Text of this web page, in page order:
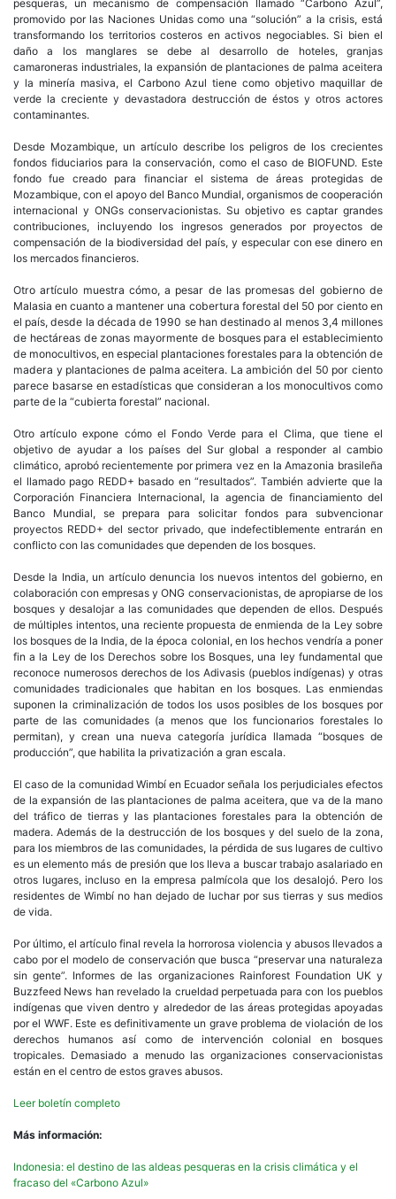
pesqueras, un mecanismo de compensación llamado “Carbono Azul”,
promovido por las Naciones Unidas como una “solución” a la crisis, está
transformando los territorios costeros en activos negociables. Si bien el
daño a los manglares se debe al desarrollo de hoteles, granjas
camaroneras industriales, la expansión de plantaciones de palma aceitera
y la minería masiva, el Carbono Azul tiene como objetivo maquillar de
verde la creciente y devastadora destrucción de éstos y otros actores
contaminantes.
Desde Mozambique, un artículo describe los peligros de los crecientes
fondos fiduciarios para la conservación, como el caso de BIOFUND. Este
fondo fue creado para financiar el sistema de áreas protegidas de
Mozambique, con el apoyo del Banco Mundial, organismos de cooperación
internacional y ONGs conservacionistas. Su objetivo es captar grandes
contribuciones, incluyendo los ingresos generados por proyectos de
compensación de la biodiversidad del país, y especular con ese dinero en
los mercados financieros.
Otro artículo muestra cómo, a pesar de las promesas del gobierno de
Malasia en cuanto a mantener una cobertura forestal del 50 por ciento en
el país, desde la década de 1990 se han destinado al menos 3,4 millones
de hectáreas de zonas mayormente de bosques para el establecimiento
de monocultivos, en especial plantaciones forestales para la obtención de
madera y plantaciones de palma aceitera. La ambición del 50 por ciento
parece basarse en estadísticas que consideran a los monocultivos como
parte de la “cubierta forestal” nacional.
Otro artículo expone cómo el Fondo Verde para el Clima, que tiene el
objetivo de ayudar a los países del Sur global a responder al cambio
climático, aprobó recientemente por primera vez en la Amazonia brasileña
el llamado pago REDD+ basado en “resultados”. También advierte que la
Corporación Financiera Internacional, la agencia de financiamiento del
Banco Mundial, se prepara para solicitar fondos para subvencionar
proyectos REDD+ del sector privado, que indefectiblemente entrarán en
conflicto con las comunidades que dependen de los bosques.
Desde la India, un artículo denuncia los nuevos intentos del gobierno, en
colaboración con empresas y ONG conservacionistas, de apropiarse de los
bosques y desalojar a las comunidades que dependen de ellos. Después
de múltiples intentos, una reciente propuesta de enmienda de la Ley sobre
los bosques de la India, de la época colonial, en los hechos vendría a poner
fin a la Ley de los Derechos sobre los Bosques, una ley fundamental que
reconoce numerosos derechos de los Adivasis (pueblos indígenas) y otras
comunidades tradicionales que habitan en los bosques. Las enmiendas
suponen la criminalización de todos los usos posibles de los bosques por
parte de las comunidades (a menos que los funcionarios forestales lo
permitan), y crean una nueva categoría jurídica llamada “bosques de
producción”, que habilita la privatización a gran escala.
El caso de la comunidad Wimbí en Ecuador señala los perjudiciales efectos
de la expansión de las plantaciones de palma aceitera, que va de la mano
del tráfico de tierras y las plantaciones forestales para la obtención de
madera. Además de la destrucción de los bosques y del suelo de la zona,
para los miembros de las comunidades, la pérdida de sus lugares de cultivo
es un elemento más de presión que los lleva a buscar trabajo asalariado en
otros lugares, incluso en la empresa palmícola que los desalojó. Pero los
residentes de Wimbí no han dejado de luchar por sus tierras y sus medios
de vida.
Por último, el artículo final revela la horrorosa violencia y abusos llevados a
cabo por el modelo de conservación que busca “preservar una naturaleza
sin gente”. Informes de las organizaciones Rainforest Foundation UK y
Buzzfeed News han revelado la crueldad perpetuada para con los pueblos
indígenas que viven dentro y alrededor de las áreas protegidas apoyadas
por el WWF. Este es definitivamente un grave problema de violación de los
derechos humanos así como de intervención colonial en bosques
tropicales. Demasiado a menudo las organizaciones conservacionistas
están en el centro de estos graves abusos.
Leer boletín completo
Más información:
Indonesia: el destino de las aldeas pesqueras en la crisis climática y el
fracaso del «Carbono Azul»